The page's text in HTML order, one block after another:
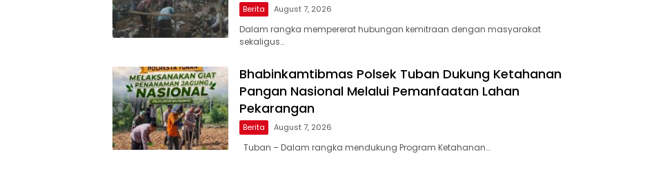
Berita August 7, 2026
Dalam rangka mempererat hubungan kemitraan dengan masyarakat
sekaligus…
Bhabinkamtibmas Polsek Tuban Dukung Ketahanan
Pangan Nasional Melalui Pemanfaatan Lahan
Pekarangan
Berita August 7, 2026
Tuban – Dalam rangka mendukung Program Ketahanan…